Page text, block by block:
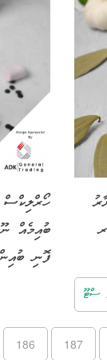
ބުއިމެއް
ފޮނި
ސްޓޫ
186 187